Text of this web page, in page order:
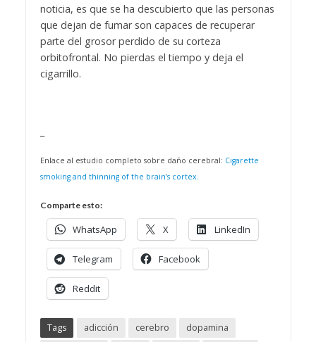
noticia, es que se ha descubierto que las personas
que dejan de fumar son capaces de recuperar
parte del grosor perdido de su corteza
orbitofrontal. No pierdas el tiempo y deja el
cigarrillo.
Enlace al estudio completo sobre daño cerebral: Cigarette
smoking and thinning of the brain’s cortex.
Comparte esto:
WhatsApp X LinkedIn
Telegram Facebook
Reddit
Tags adicción cerebro
dopamina